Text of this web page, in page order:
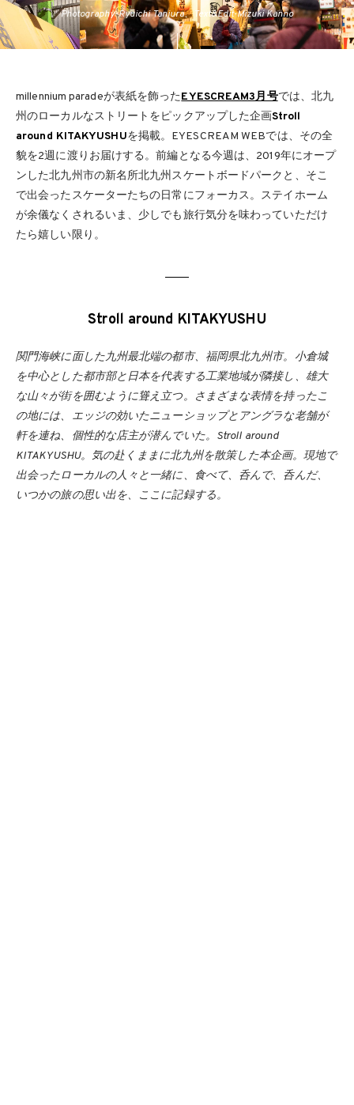
Photography-Ryuichi Taniura、Text&Edit-Mizuki Kanno
millennium paradeが表紙を飾ったEYESCREAM3月号では、北九
州のローカルなストリートをピックアップした企画Stroll
around KITAKYUSHUを掲載。EYESCREAM WEBでは、その全
貌を2週に渡りお届けする。前編となる今週は、2019年にオープ
ンした北九州市の新名所北九州スケートボードパークと、そこ
で出会ったスケーターたちの日常にフォーカス。ステイホーム
が余儀なくされるいま、少しでも旅行気分を味わっていただけ
たら嬉しい限り。
Stroll around KITAKYUSHU
関門海峡に面した九州最北端の都市、福岡県北九州市。小倉城
を中心とした都市部と日本を代表する工業地域が隣接し、雄大
な山々が街を囲むように聳え立つ。さまざまな表情を持ったこ
の地には、エッジの効いたニューショップとアングラな老舗が
軒を連ね、個性的な店主が潜んでいた。Stroll around
KITAKYUSHU。気の赴くままに北九州を散策した本企画。現地で
出会ったローカルの人々と一緒に、食べて、呑んで、呑んだ、
いつかの旅の思い出を、ここに記録する。